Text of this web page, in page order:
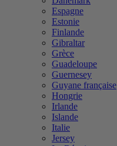
Espagne
Estonie
Finlande
Gibraltar
Grèce
Guadeloupe
Guernesey
Guyane française
Hongrie
Irlande
Islande
Italie
Jersey